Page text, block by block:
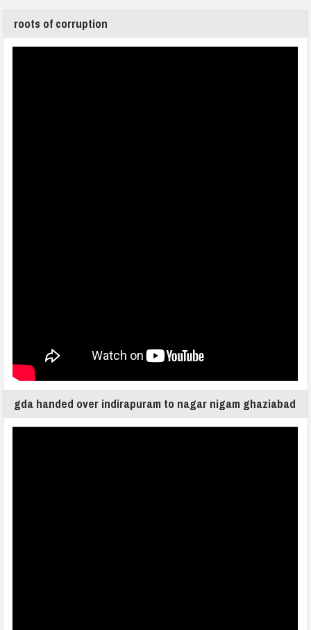
roots of corruption
gda handed over indirapuram to nagar nigam ghaziabad